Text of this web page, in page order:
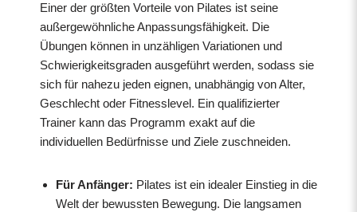
Einer der größten Vorteile von Pilates ist seine
außergewöhnliche Anpassungsfähigkeit. Die
Übungen können in unzähligen Variationen und
Schwierigkeitsgraden ausgeführt werden, sodass sie
sich für nahezu jeden eignen, unabhängig von Alter,
Geschlecht oder Fitnesslevel. Ein qualifizierter
Trainer kann das Programm exakt auf die
individuellen Bedürfnisse und Ziele zuschneiden.
Für Anfänger: Pilates ist ein idealer Einstieg in die
Welt der bewussten Bewegung. Die langsamen